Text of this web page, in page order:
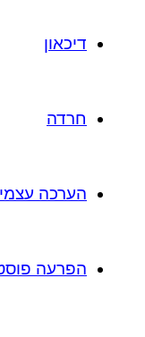
דיכאון
חרדה
הערכה
הפרעה